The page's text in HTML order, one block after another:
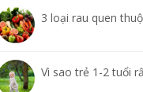
3 loại rau quen
Vì sao trẻ 1-2 tuổi